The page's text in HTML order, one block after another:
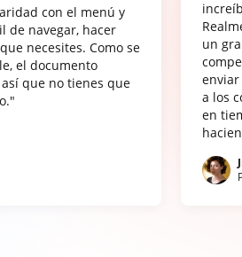
con el menú y
de navegar, hacer
necesites. Como se
el documento
que no tienes que
un
a los
en